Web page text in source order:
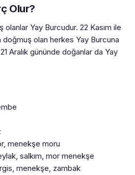
Olur?
olanlar Yay Burcudur. 22 Kasım ile
doğmuş olan herkes Yay Burcuna
Aralık gününde doğanlar da Yay
menekşe moru
salkım, mor menekşe
menekşe, zambak